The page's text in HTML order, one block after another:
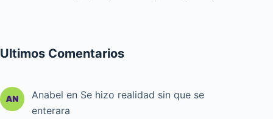
Ultimos Comentarios
Anabel en Se hizo realidad sin que se
enterara